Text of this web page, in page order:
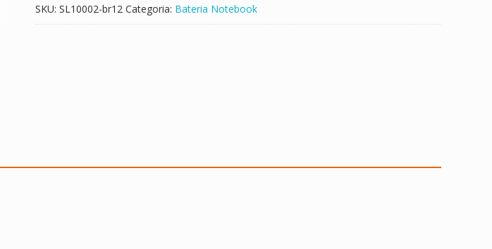
SKU: SL10002-br12 Categoria: Bateria Notebook